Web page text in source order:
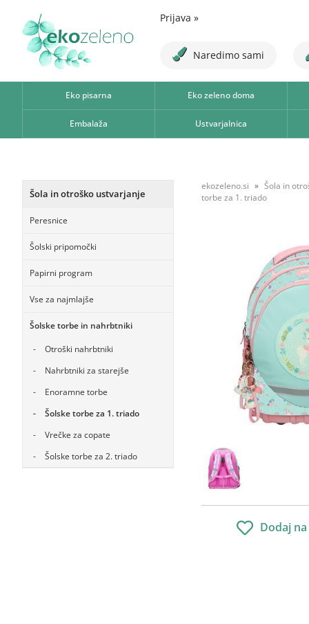
Prijava »
Naredimo sami
Eko pisarna Eko zeleno doma
Embalaža Ustvarjalnica
Šola in otroško ustvarjanje
Peresnice
Šolski pripomočki
Papirni program
Vse za najmlajše
Šolske torbe in nahrbtniki
Otroški nahrbtniki
Nahrbtniki za starejše
Enoramne torbe
Šolske torbe za 1. triado
Vrečke za copate
Šolske torbe za 2. triado
ekozeleno.si
Šola in
torbe za 1. triado
Dodaj